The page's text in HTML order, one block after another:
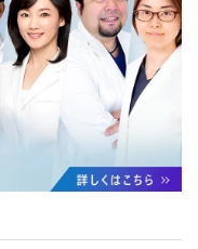
を、厳正な管理の下
の不正アクセス・紛
止するため、必要か
術的防御措置を講じ
に必要な範囲で、取
ります。
社団法人メディカル